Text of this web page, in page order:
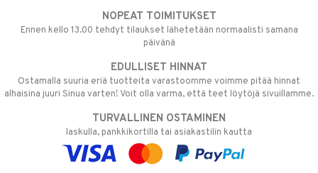
NOPEAT TOIMITUKSET
Ennen kello 13.00 tehdyt tilaukset lähetetään normaalisti samana
päivänä
EDULLISET HINNAT
Ostamalla suuria eriä tuotteita varastoomme voimme pitää hinnat
alhaisina juuri Sinua varten! Voit olla varma, että teet löytöjä sivuillamme.
TURVALLINEN OSTAMINEN
laskulla, pankkikortilla tai asiakastilin kautta